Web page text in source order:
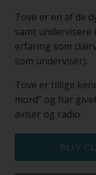
Tove er en af de
samt undervisere
erfaring som
som underviser).
Tove er tillige
mord” og har
aviser og radio.
BLIV